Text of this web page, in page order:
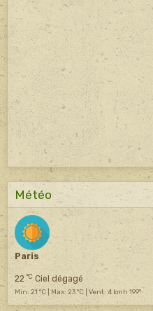
Météo
Paris
22 °C Ciel dégagé
Min: 21 °C | Max: 23 °C | Vent: 4 kmh 199°